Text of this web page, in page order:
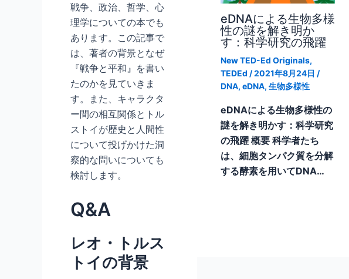
戦争、政治、哲学、心
理学についての本でも
あります。この記事で
は、著者の背景となぜ
『戦争と平和』を書い
たのかを見ていきま
す。また、キャラクタ
ー間の相互関係とトル
ストイが歴史と人間性
について投げかけた洞
察的な問いについても
検討します。
Q&A
レオ・トルス
トイの背景
eDNAによる生物多様
性の謎を解き明か
す：科学研究の飛躍
New TED-Ed Originals,
TEDEd /2021年8月24日 /
DNA,eDNA,生物多様性
eDNAによる生物多様性の
謎を解き明かす：科学研究
の飛躍 概要 科学者たち
は、細胞タンパク質を分解
する酵素を用いてDNA…